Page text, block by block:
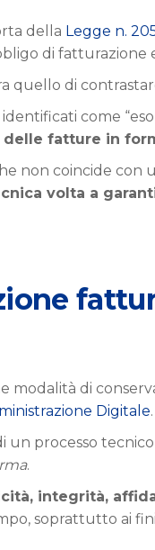
della Legge n.
di
quello di
come
delle fatture in
non coincide con
volta a
modalità di
Digitale.
un processo
.
integrità,
soprattutto ai